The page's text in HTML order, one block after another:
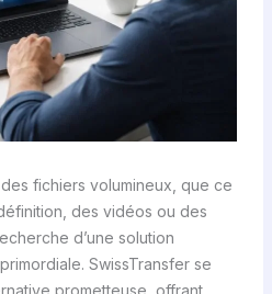
des fichiers volumineux, que ce
des vidéos ou des
d’une solution
SwissTransfer se
prometteuse, offrant